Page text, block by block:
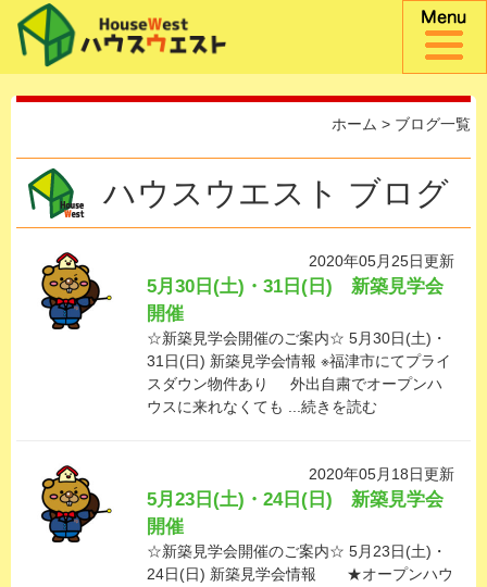
ホーム > ブログ一覧
ハウスウエスト ブログ
2020年05月25日更新
5月30日(土)・31日(日) 新築見学会
開催
☆新築見学会開催のご案内☆ 5月30日(土)・
31日(日) 新築見学会情報 ※福津市にてプライ
スダウン物件あり 外出自粛でオープンハ
ウスに来れなくても ...続きを読む
2020年05月18日更新
5月23日(土)・24日(日) 新築見学会
開催
☆新築見学会開催のご案内☆ 5月23日(土)・
24日(日) 新築見学会情報 ★オープンハウ